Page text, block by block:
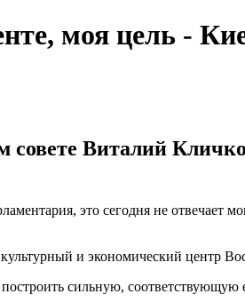
моя цель -
Виталий
это сегодня не отвечает
и экономический центр
сильную, соответствующую